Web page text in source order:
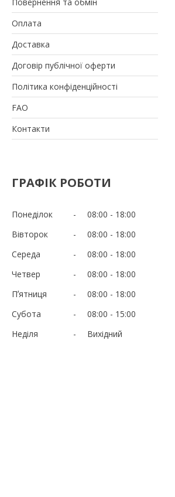
Оплата
Доставка
Договір публічної оферти
Політика конфіденційності
FAO
Контакти
ГРАФІК РОБОТИ
Понеділок 08:00
18:00
Вівторок
08:00
18:00
Середа
08:00
18:00
Четвер
08:00
18:00
Пʼятниця
08:00
18:00
Субота
08:00
15:00
Неділя
Вихідний